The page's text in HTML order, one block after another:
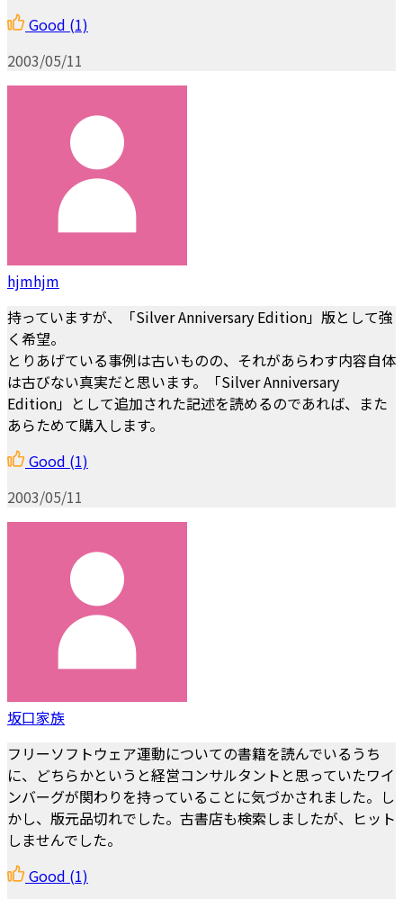
Good (1)
2003/05/11
hjmhjm
持っていますが、「Silver Anniversary Edition」版として強
く希望。
とりあげている事例は古いものの、それがあらわす内容自体
は古びない真実だと思います。「Silver Anniversary
Edition」として追加された記述を読めるのであれば、また
あらためて購入します。
Good (1)
2003/05/11
坂口家族
フリーソフトウェア運動についての書籍を読んでいるうち
に、どちらかというと経営コンサルタントと思っていたワイ
ンバーグが関わりを持っていることに気づかされました。し
かし、版元品切れでした。古書店も検索しましたが、ヒット
しませんでした。
Good (1)